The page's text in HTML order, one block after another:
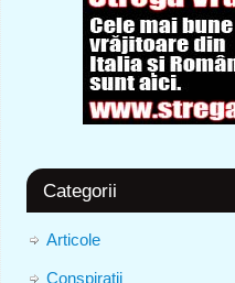
Categorii
Articole
Conspiratii